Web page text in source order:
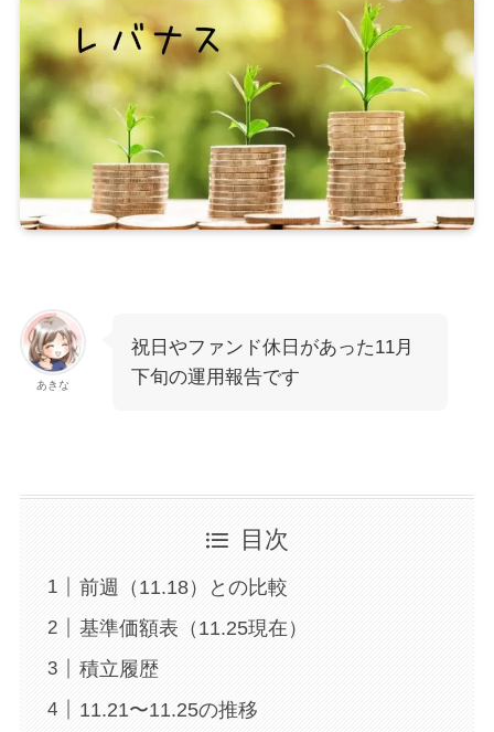
あきな
祝日やファンド休日があった11月
下旬の運用報告です
目次
前週（11.18）との比較
基準価額表（11.25現在）
積立履歴
11.21〜11.25の推移